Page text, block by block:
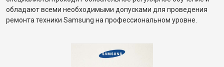
обладают всеми необходимыми допусками для проведения
ремонта техники Samsung на профессиональном уровне.